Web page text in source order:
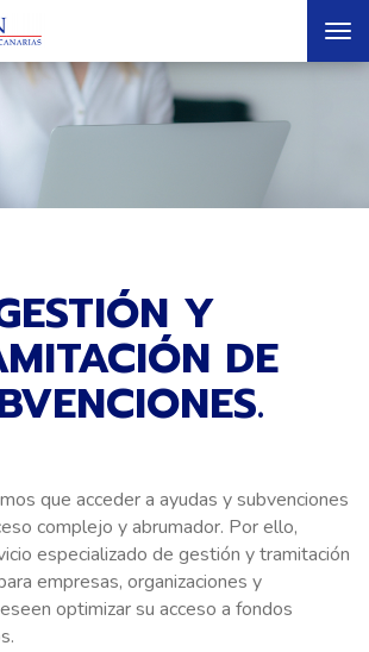
Y
DE
que acceder a ayudas y subvenciones
complejo y abrumador. Por ello,
especializado de gestión y tramitación
empresas, organizaciones y
optimizar su acceso a fondos